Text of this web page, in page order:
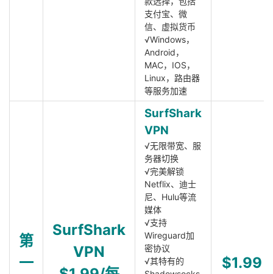
支付宝、微
信、虚拟货币
√Windows，
Android，
MAC，IOS，
Linux，路由器
等服务加速
第
一
SurfShark
VPN
SurfShark
VPN
√无限带宽、服
务器切换
√完美解锁
Netflix、迪士
尼、Hulu等流
媒体
√支持
Wireguard加
密协议
√其特有的
$1.99